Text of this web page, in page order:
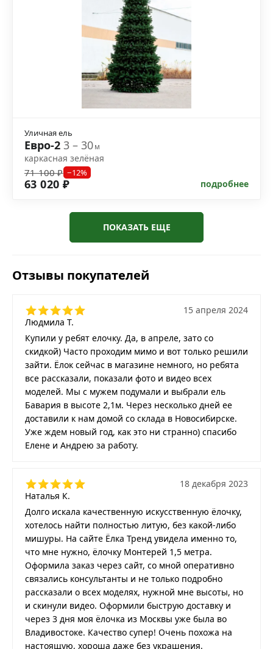
Уличная ель
Евро-2 3 – 30м
каркасная зелёная
71 100 ₽ −12%
63 020 ₽ подробнее
ПОКАЗАТЬ ЕЩЕ
Отзывы покупателей
Людмила Т.
15 апреля 2024
Купили у ребят елочку. Да, в апреле, зато со
скидкой) Часто проходим мимо и вот только решили
зайти. Ёлок сейчас в магазине немного, но ребята
все рассказали, показали фото и видео всех
моделей. Мы с мужем подумали и выбрали ель
Бавария в высоте 2,1м. Через несколько дней ее
доставили к нам домой со склада в Новосибирске.
Уже ждем новый год, как это ни странно) спасибо
Елене и Андрею за работу.
Наталья К.
18 декабря 2023
Долго искала качественную искусственную ёлочку,
хотелось найти полностью литую, без какой-либо
мишуры. На сайте Ёлка Тренд увидела именно то,
что мне нужно, ёлочку Монтерей 1,5 метра.
Оформила заказ через сайт, со мной оперативно
связались консультанты и не только подробно
рассказали о всех моделях, нужной мне высоты, но
и скинули видео. Оформили быструю доставку и
через 3 дня моя ёлочка из Москвы уже была во
Владивостоке. Качество супер! Очень похожа на
настоящую, хороша даже без украшения.